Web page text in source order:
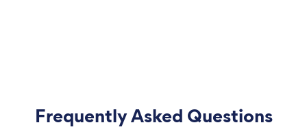
Frequently Asked Questions